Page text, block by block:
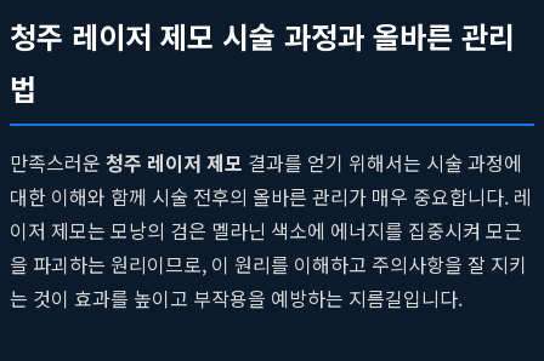
청주 레이저 제모 시술 과정과 올바른 관리
법
만족스러운 청주 레이저 제모 결과를 얻기 위해서는 시술 과정에
대한 이해와 함께 시술 전후의 올바른 관리가 매우 중요합니다. 레
이저 제모는 모낭의 검은 멜라닌 색소에 에너지를 집중시켜 모근
을 파괴하는 원리이므로, 이 원리를 이해하고 주의사항을 잘 지키
는 것이 효과를 높이고 부작용을 예방하는 지름길입니다.